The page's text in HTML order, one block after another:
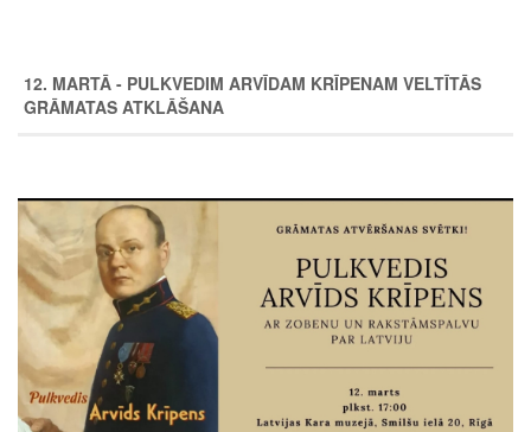
12. MARTĀ - PULKVEDIM ARVĪDAM KRĪPENAM VELTĪTĀS
GRĀMATAS ATKLĀŠANA
Image